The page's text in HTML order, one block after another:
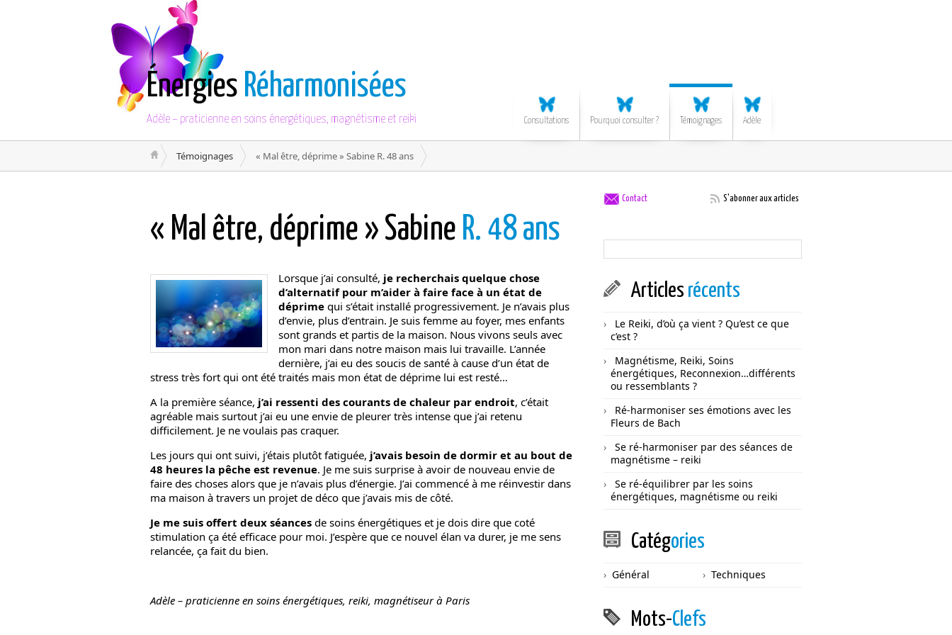
Énergies Réharmonisées
Adèle – praticienne en soins énergétiques, magnétisme et reiki Consultations Pourquoi consulter ? Témoignages Adèle
Témoignages « Mal être, déprime » Sabine R. 48 ans
« Mal être, déprime » Sabine R. 48 ans
Lorsque j’ai consulté, je recherchais quelque chose
d’alternatif pour m’aider à faire face à un état de
déprime qui s’était installé progressivement. Je n’avais plus
d’envie, plus d’entrain. Je suis femme au foyer, mes enfants
sont grands et partis de la maison. Nous vivons seuls avec
mon mari dans notre maison mais lui travaille. L’année
dernière, j’ai eu des soucis de santé à cause d’un état de
stress très fort qui ont été traités mais mon état de déprime lui est resté…
A la première séance, j’ai ressenti des courants de chaleur par endroit, c’était
agréable mais surtout j’ai eu une envie de pleurer très intense que j’ai retenu
difficilement. Je ne voulais pas craquer.
Les jours qui ont suivi, j’étais plutôt fatiguée, j’avais besoin de dormir et au bout de
48 heures la pêche est revenue. Je me suis surprise à avoir de nouveau envie de
faire des choses alors que je n’avais plus d’énergie. J’ai commencé à me réinvestir dans
ma maison à travers un projet de déco que j’avais mis de côté.
Je me suis offert deux séances de soins énergétiques et je dois dire que coté
stimulation ça été efficace pour moi. J’espère que ce nouvel élan va durer, je me sens
relancée, ça fait du bien.
Adèle – praticienne en soins énergétiques, reiki, magnétiseur à Paris
Contact S'abonner aux articles
Articles récents
Le Reiki, d’où ça vient ? Qu’est ce que
c’est ?
Magnétisme, Reiki, Soins
énergétiques, Reconnexion…différents
ou ressemblants ?
Ré-harmoniser ses émotions avec les
Fleurs de Bach
Se ré-harmoniser par des séances de
magnétisme – reiki
Se ré-équilibrer par les soins
énergétiques, magnétisme ou reiki
Catégories
Général Techniques
Mots-Clefs